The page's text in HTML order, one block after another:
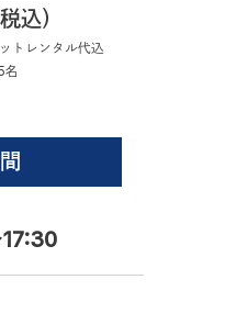
込）
トレンタル代込
名